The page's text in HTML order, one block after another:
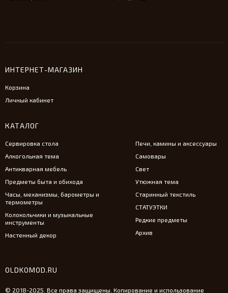
ИНТЕРНЕТ-МАГАЗИН
Корзина
Личный кабинет
КАТАЛОГ
Сервировка стола
Алкогольная тема
Антикварная мебель
Предметы быта и обихода
Часы, механизмы, барометры и
термометры
Колокольчики и музыкальные
инструменты
Настенный декор
Печи, камины и аксессуары
Самовары
Свет
Утюжная тема
Старинный текстиль
СТАТУЭТКИ
Редкие предметы
Архив
OLDKOMOD.RU
© 2018-2025. Все права защищены. Копирование и использование